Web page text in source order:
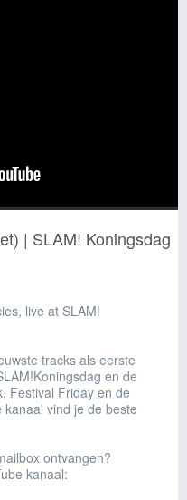
| SLAM! Koningsdag
live at SLAM!
tracks als eerste
en de
Festival Friday en de
kanaal vind je de beste
ontvangen?
kanaal: